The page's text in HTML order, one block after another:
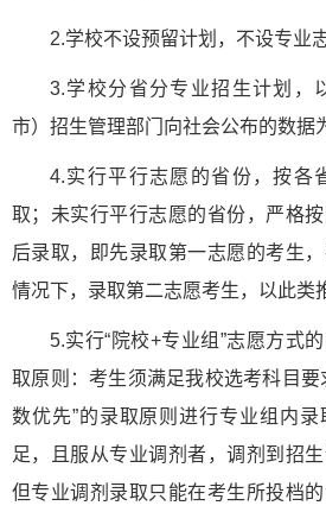
2.学校不设预留计划，不设专业
3.学校分省分专业招生计划，
市）招生管理部门向社会公布的数据
4.实行平行志愿的省份，按各
取；未实行平行志愿的省份，严格
后录取，即先录取第一志愿的考生
情况下，录取第二志愿考生，以此类
5.实行“院校+专业组”志愿方式
取原则：考生须满足我校选考科目要
数优先”的录取原则进行专业组内
足，且服从专业调剂者，调剂到招
但专业调剂录取只能在考生所投档